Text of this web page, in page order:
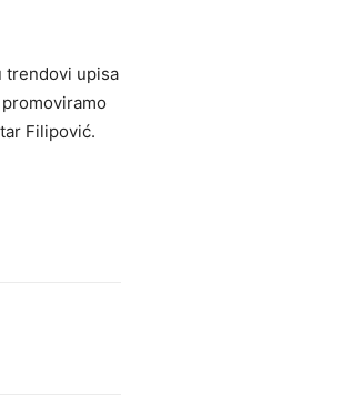
trendovi upisa
Filipović.